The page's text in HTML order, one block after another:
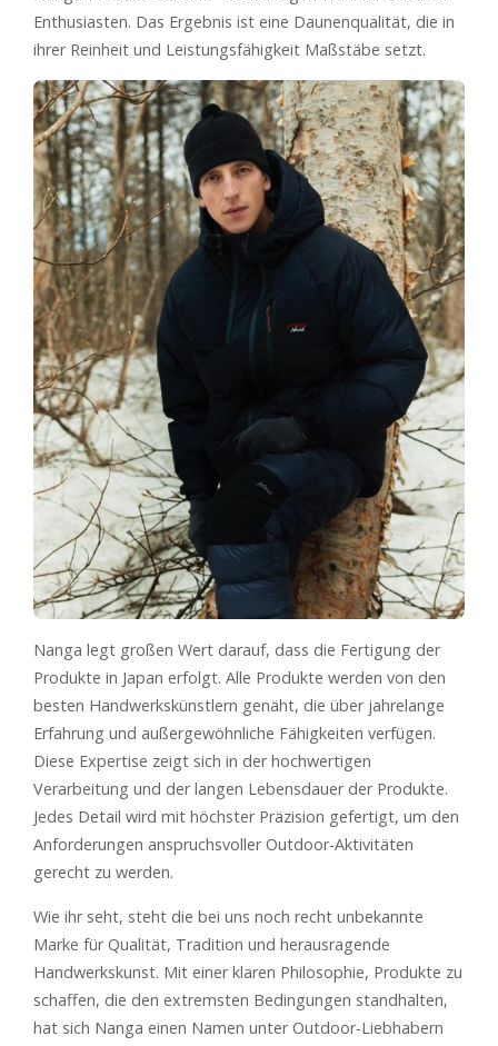
Enthusiasten. Das Ergebnis ist eine Daunenqualität, die in
ihrer Reinheit und Leistungsfähigkeit Maßstäbe setzt.
Nanga legt großen Wert darauf, dass die Fertigung der
Produkte in Japan erfolgt. Alle Produkte werden von den
besten Handwerkskünstlern genäht, die über jahrelange
Erfahrung und außergewöhnliche Fähigkeiten verfügen.
Diese Expertise zeigt sich in der hochwertigen
Verarbeitung und der langen Lebensdauer der Produkte.
Jedes Detail wird mit höchster Präzision gefertigt, um den
Anforderungen anspruchsvoller Outdoor-Aktivitäten
gerecht zu werden.
Wie ihr seht, steht die bei uns noch recht unbekannte
Marke für Qualität, Tradition und herausragende
Handwerkskunst. Mit einer klaren Philosophie, Produkte zu
schaffen, die den extremsten Bedingungen standhalten,
hat sich Nanga einen Namen unter Outdoor-Liebhabern